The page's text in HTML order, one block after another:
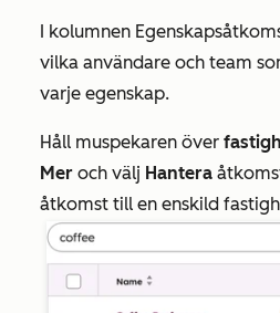
I kolumnen
vilka användare och team
varje egenskap.
Håll muspekaren över
Mer och välj Hantera
åtkomst till en enskild